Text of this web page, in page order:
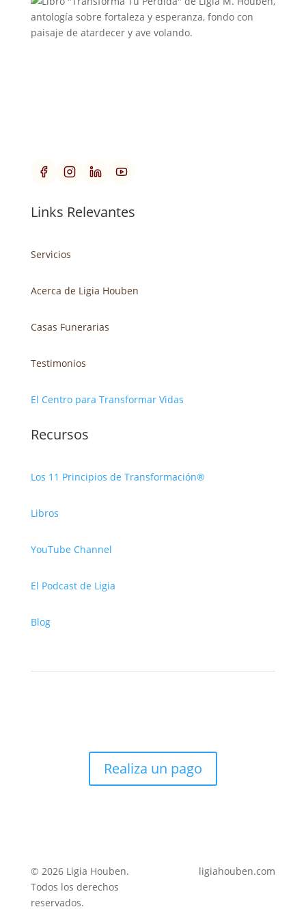
Links Relevantes
Servicios
Acerca de Ligia Houben
Casas Funerarias
Testimonios
El Centro para Transformar Vidas
Recursos
Los 11 Principios de Transformación®
Libros
YouTube Channel
El Podcast de Ligia
Blog
Realiza un pago
© 2026 Ligia Houben.
Todos los derechos
reservados.
ligiahouben.com